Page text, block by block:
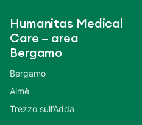
Humanitas Medical
Care – area
Bergamo
Bergamo
Almè
Trezzo sull’Adda